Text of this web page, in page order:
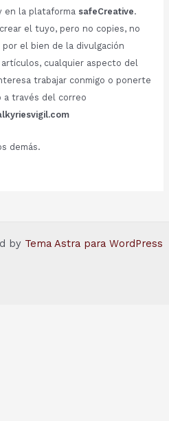
en la plataforma safeCreative.
el tuyo, pero no copies, no
el bien de la divulgación
cualquier aspecto del
trabajar conmigo o ponerte
a través del correo
demás.
by Tema Astra para WordPress